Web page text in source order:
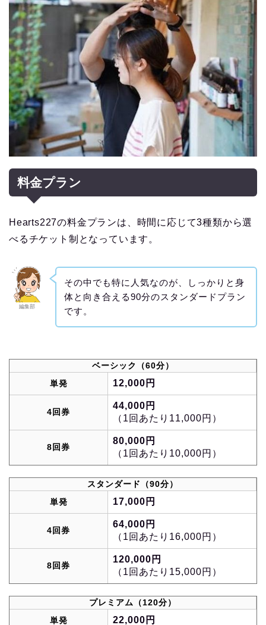
料金プラン
Hearts227の料金プランは、時間に応じて3種類から選
べるチケット制となっています。
編集部
その中でも特に人気なのが、しっかりと身
体と向き合える90分のスタンダードプラン
です。
ベーシック（60分）
単発
12,000円
4回券
44,000円
（1回あたり11,000円）
8回券
80,000円
（1回あたり10,000円）
スタンダード（90分）
単発
17,000円
4回券
64,000円
（1回あたり16,000円）
8回券
120,000円
（1回あたり15,000円）
プレミアム（120分）
単発
22,000円